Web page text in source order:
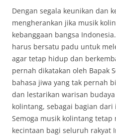
Dengan segala keunikan dan
mengherankan jika musik
kebanggaan bangsa
harus bersatu padu untuk
agar tetap hidup dan
pernah dikatakan oleh Bapak
bahasa jiwa yang tak pernah
dan lestarikan warisan
kolintang, sebagai bagian
Semoga musik kolintang
kecintaan bagi seluruh rakyat